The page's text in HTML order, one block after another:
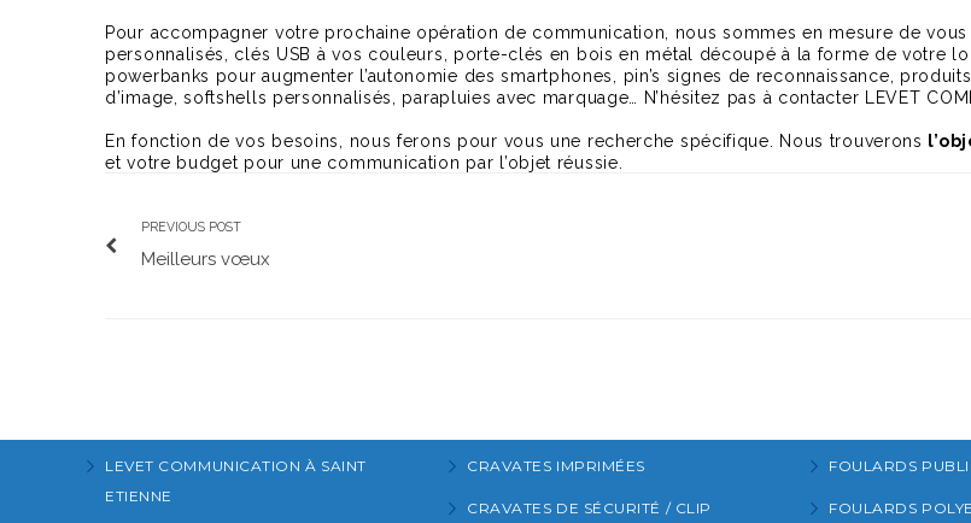
Pour accompagner votre prochaine opération de communication, nous sommes en mesure de
personnalisés, clés USB à vos couleurs, porte-clés en bois en métal découpé à la forme de votre
powerbanks pour augmenter l’autonomie des smartphones, pin’s signes de reconnaissance,
d’image, softshells personnalisés, parapluies avec marquage… N’hésitez pas à contacter LEVET
En fonction de vos besoins, nous ferons pour vous une recherche spécifique. Nous trouverons
et votre budget pour une communication par l’objet réussie.
PREVIOUS POST
Meilleurs vœux
LEVET COMMUNICATION À SAINT
ETIENNE
CRAVATES IMPRIMÉES
CRAVATES DE SÉCURITÉ / CLIP
FOULARDS
FOULARDS